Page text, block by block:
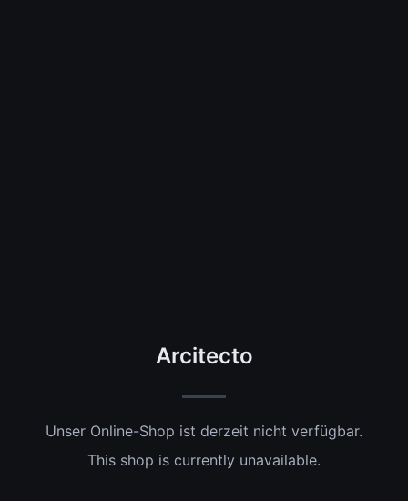
Arcitecto
Unser Online-Shop ist derzeit nicht verfügbar.
This shop is currently unavailable.